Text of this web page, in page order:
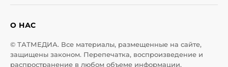
О НАС
© ТАТМЕДИА. Все материалы, размещенные на сайте,
защищены законом. Перепечатка, воспроизведение и
распространение в любом объеме информации,